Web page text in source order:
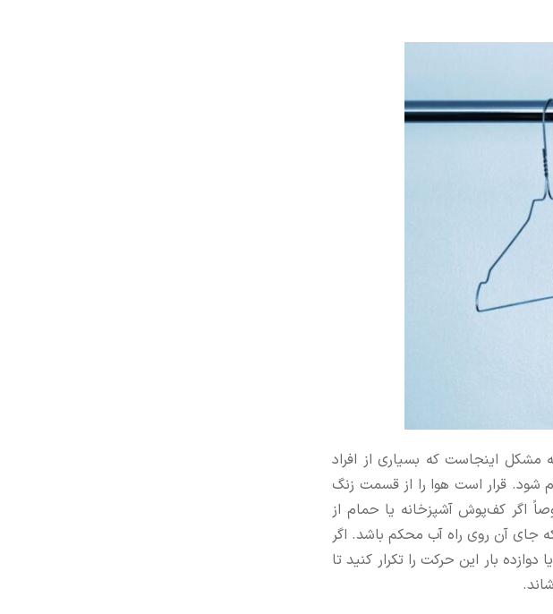
مشکل اینجاست که بسیاری از افراد
شود. قرار است هوا را از قسمت زنگ
اگر کف‌پوش آشپزخانه یا حمام از
جای آن روی راه آب محکم باشد. اگر
بار این حرکت را تکرار کنید تا